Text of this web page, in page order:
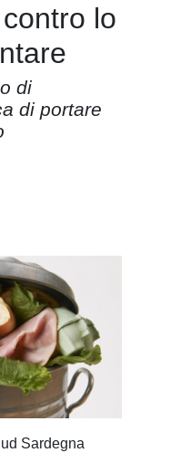
lo
di
di portare
Sardegna